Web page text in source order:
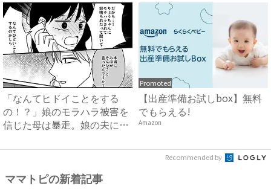
「なんてヒドイことをする
の！？」娘のモラハラ被害を
信じた母は暴走。娘の夫に電
Promoted
【出産準備お試しbox】無料
でもらえる!
Amazon
Recommended by
ママトピの新着記事